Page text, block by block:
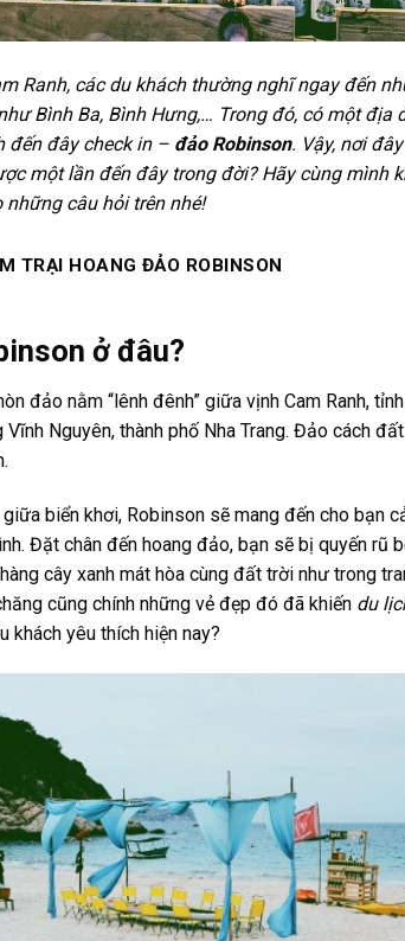
Ranh, các du khách thường nghĩ ngay đến
Bình Ba, Bình Hưng,… Trong đó, có một
đến đây check in – đảo Robinson. Vậy, nơi
một lần đến đây trong đời? Hãy cùng mình
những câu hỏi trên nhé!
TRẠI HOANG ĐẢO ROBINSON
ở đâu?
đảo nằm “lênh đênh” giữa vịnh Cam Ranh,
Nguyên, thành phố Nha Trang. Đảo cách
biển khơi, Robinson sẽ mang đến cho bạn
Đặt chân đến hoang đảo, bạn sẽ bị quyến rũ
cây xanh mát hòa cùng đất trời như trong
cũng chính những vẻ đẹp đó đã khiến du
khách yêu thích hiện nay?